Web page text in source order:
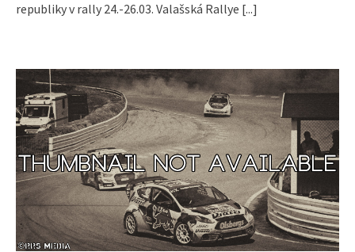
republiky v rally 24.-26.03. Valašská Rallye [...]